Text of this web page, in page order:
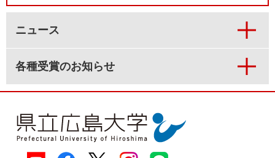
ニュース
各種受賞のお知らせ